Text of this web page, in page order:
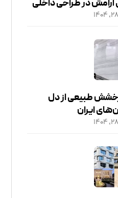
در طراحی داخلی
طبیعی از دل
ایران